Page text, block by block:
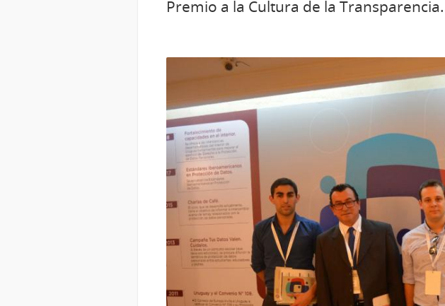
Premio a la Cultura de la Transparencia.